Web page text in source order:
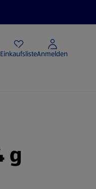
EinkaufslisteAnmelden
g